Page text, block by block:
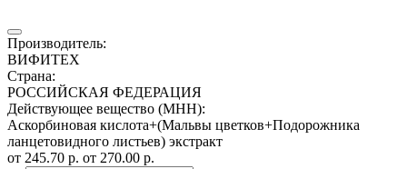
Производитель:
ВИФИТЕХ
Страна:
РОССИЙСКАЯ ФЕДЕРАЦИЯ
Действующее вещество (МНН):
Аскорбиновая кислота+(Мальвы цветков+Подорожника
ланцетовидного листьев) экстракт
от 245.70 р. от 270.00 р.